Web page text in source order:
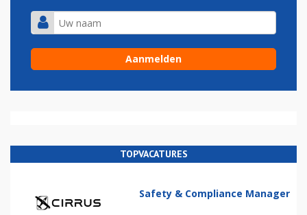
TOPVACATURES
Safety & Compliance Manager